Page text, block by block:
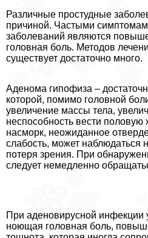
Различные простудные
причиной. Частыми
заболеваний являются
головная боль. Методов
существует достаточно много.
Аденома гипофиза –
которой, помимо головной
увеличение массы тела,
неспособность вести пoлoвую
насморк, неожиданное
слабость, может наблюдаться
потеря зрения. При
следует немедленно
При аденовирусной инфекции
ноющая головная боль,